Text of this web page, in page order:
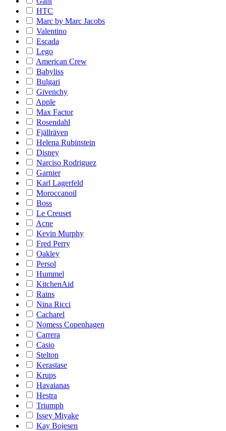
HTC
Marc by Marc Jacobs
Valentino
Escada
Lego
American Crew
Babyliss
Bulgari
Givenchy
Apple
Max Factor
Rosendahl
Fjällräven
Helena Rubinstein
Disney
Narciso Rodriguez
Garnier
Karl Lagerfeld
Moroccanoil
Boss
Le Creuset
Acne
Kevin Murphy
Fred Perry
Oakley
Persol
Hummel
KitchenAid
Rains
Nina Ricci
Cacharel
Nomess Copenhagen
Carrera
Casio
Stelton
Kerastase
Krups
Havaianas
Hestra
Triumph
Issey Miyake
Kay Bojesen